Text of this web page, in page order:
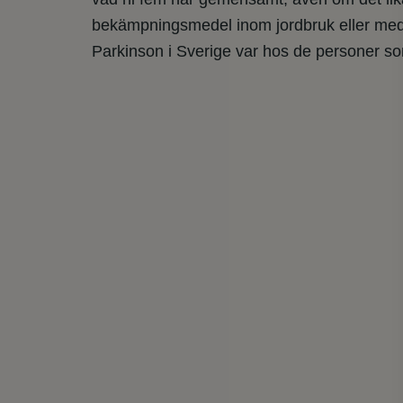
bekämpningsmedel inom jordbruk eller
Parkinson i Sverige var hos de personer